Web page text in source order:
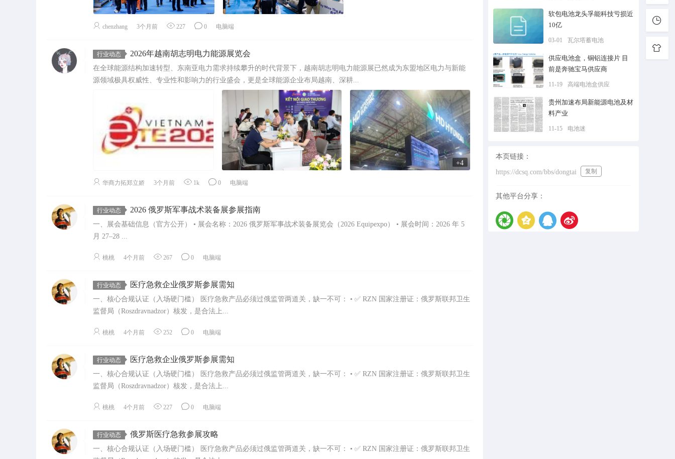
软包电池龙头孚能科技亏损近
10亿
03-01 瓦尔塔蓄电池
供应电池盒，铜铝连接片 目
前是奔驰宝马供应商
11-19 高端电池盒供应
贵州加速布局新能源电池及材
料产业
11-15 电池迷
本页链接：
https://dcsq.com/bbs/dongtai 复制
其他平台分享：
chenzhang 3个月前 227 0 电脑端
行业动态 2026年越南胡志明电力能源展览会
在全球能源结构加速转型、东南亚电力需求持续攀升的时代背景下，越南胡志明电力能源展已然成为东盟地区电力与新能
源领域极具权威性、专业性和影响力的行业盛会，更是全球能源企业布局越南、深耕...
+4
华商力拓郑立娇 3个月前 1k 0 电脑端
行业动态 2026 俄罗斯军事战术装备展参展指南
一、展会基础信息（官方公开） • 展会名称：2026 俄罗斯军事战术装备展览会（2026 Equipexpo） • 展会时间：2026 年 5
月 27–28 ...
桃桃 4个月前 267 0 电脑端
行业动态 医疗急救企业俄罗斯参展需知
一、核心合规认证（入场硬门槛） 医疗急救产品必须过俄监管两道关，缺一不可： • ✅ RZN 国家注册证：俄罗斯联邦卫生
监督局（Roszdravnadzor）核发，是合法上...
桃桃 4个月前 252 0 电脑端
行业动态 医疗急救企业俄罗斯参展需知
一、核心合规认证（入场硬门槛） 医疗急救产品必须过俄监管两道关，缺一不可： • ✅ RZN 国家注册证：俄罗斯联邦卫生
监督局（Roszdravnadzor）核发，是合法上...
桃桃 4个月前 227 0 电脑端
行业动态 俄罗斯医疗急救参展攻略
一、核心合规认证（入场硬门槛） 医疗急救产品必须过俄监管两道关，缺一不可： • ✅ RZN 国家注册证：俄罗斯联邦卫生